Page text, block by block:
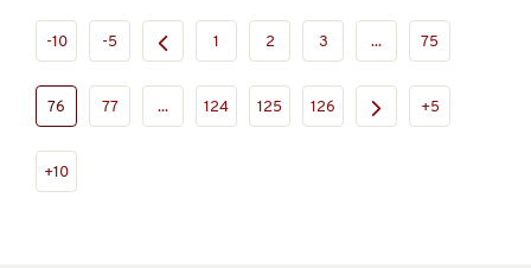
-10 -5 1 2 3 ... 75
76 77 ... 124 125 126 +5
+10